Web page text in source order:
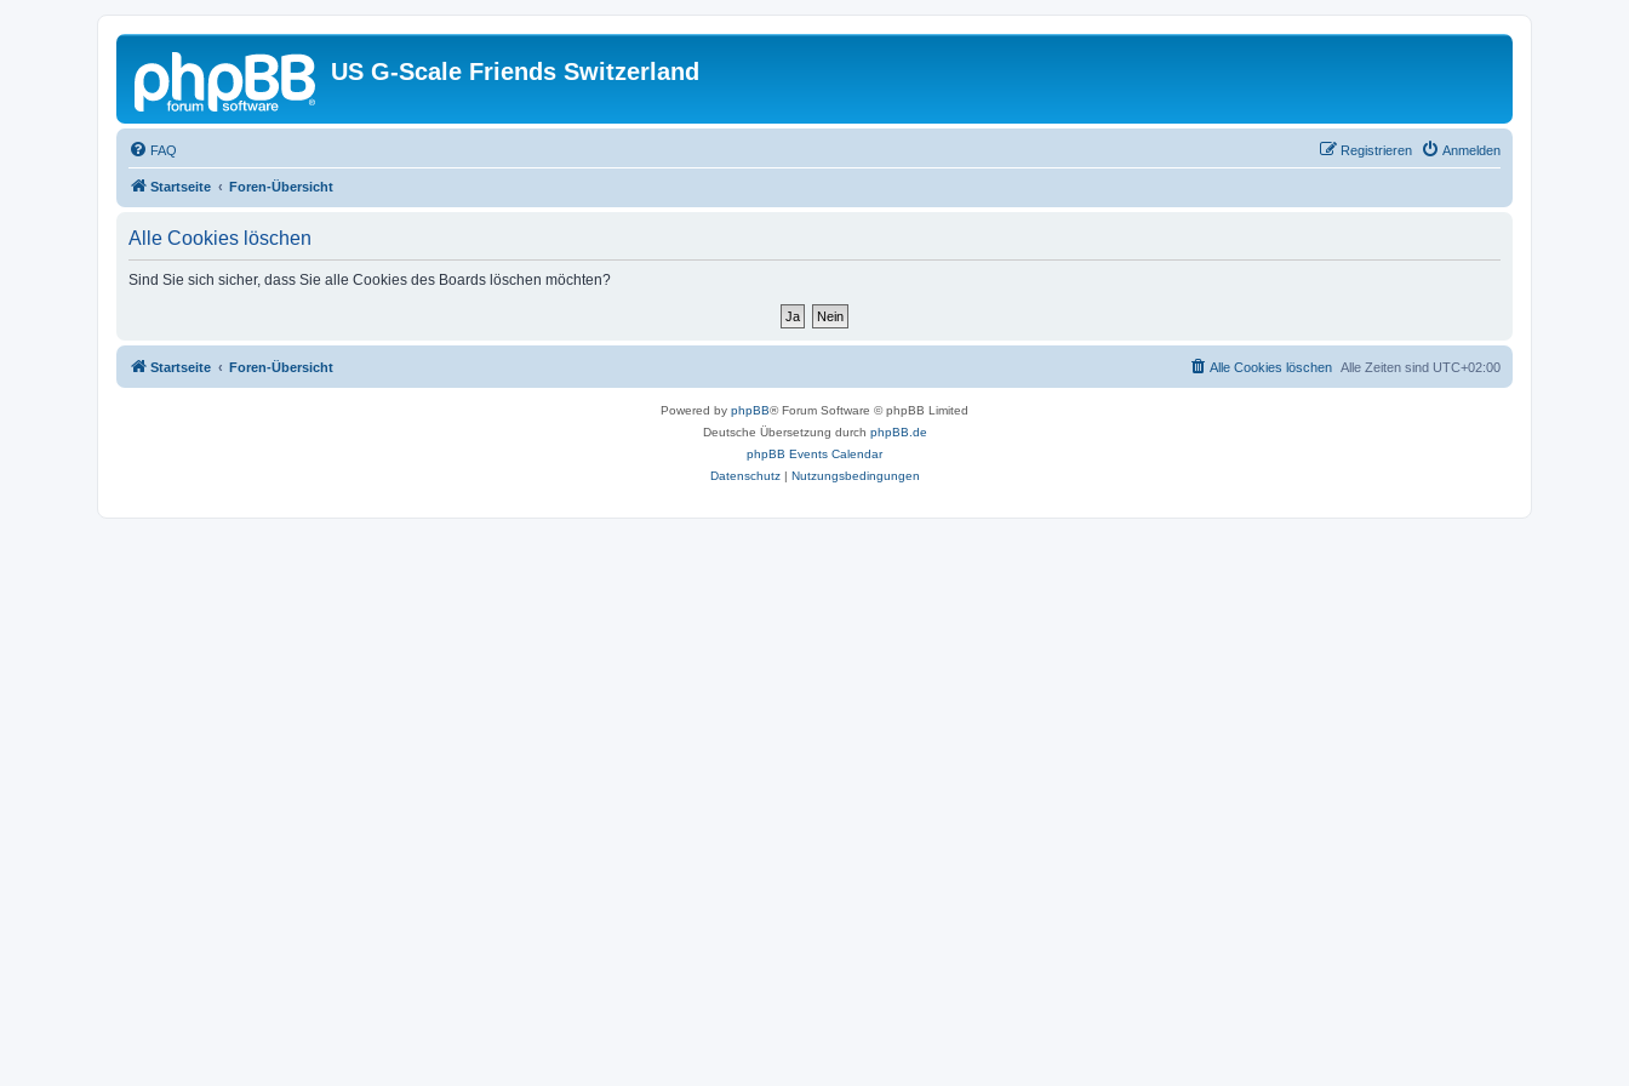
US G-Scale Friends Switzerland
FAQ Anmelden
Registrieren
Startseite Foren-Übersicht
Alle Cookies löschen
Sind Sie sich sicher, dass Sie alle Cookies des Boards löschen möchten?
Startseite Foren-Übersicht Alle Zeiten sind UTC+02:00
Alle Cookies löschen
Powered by phpBB® Forum Software © phpBB Limited
Deutsche Übersetzung durch phpBB.de
phpBB Events Calendar
Datenschutz| Nutzungsbedingungen